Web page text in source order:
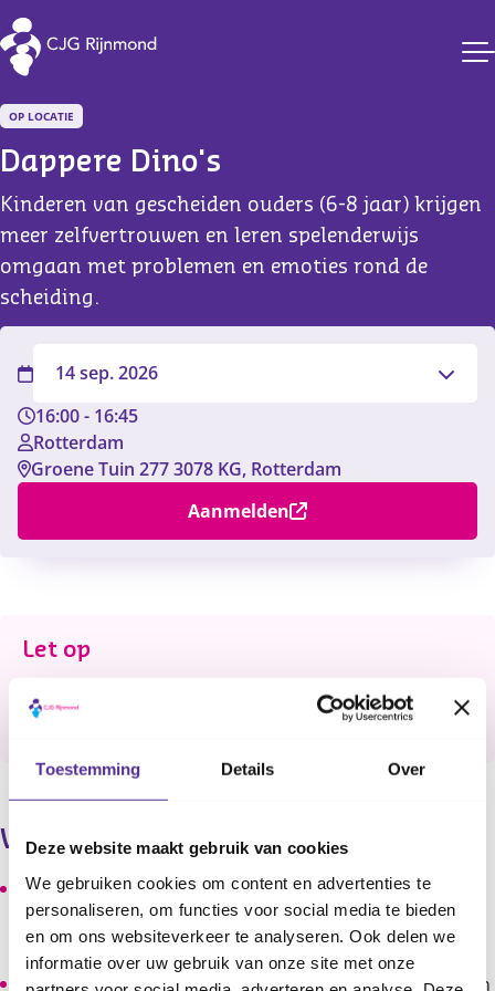
Toestemming Details Over
Deze website maakt gebruik van cookies
We gebruiken cookies om content en advertenties te
personaliseren, om functies voor social media te bieden
en om ons websiteverkeer te analyseren. Ook delen we
informatie over uw gebruik van onze site met onze
CJG Rijnmond
OP LOCATIE
Dappere Dino's
Kinderen van gescheiden ouders (6-8 jaar) krijgen
meer zelfvertrouwen en leren spelenderwijs
omgaan met problemen en emoties rond de
scheiding.
14 sep. 2026
16:00- 16:45
Rotterdam
Groene Tuin 277 3078 KG, Rotterdam
Aanmelden
Let op
Er zijn momenteel geen nieuwe data voor deze cursus
gepland.
Wat leer je?
Kinderen leren in een ondersteunende en veilige
groepsomgeving spelenderwijs omgaan met
problemen en emoties rond de scheiding.
Kinderen leren gevoelens herkennen en benoemen, en